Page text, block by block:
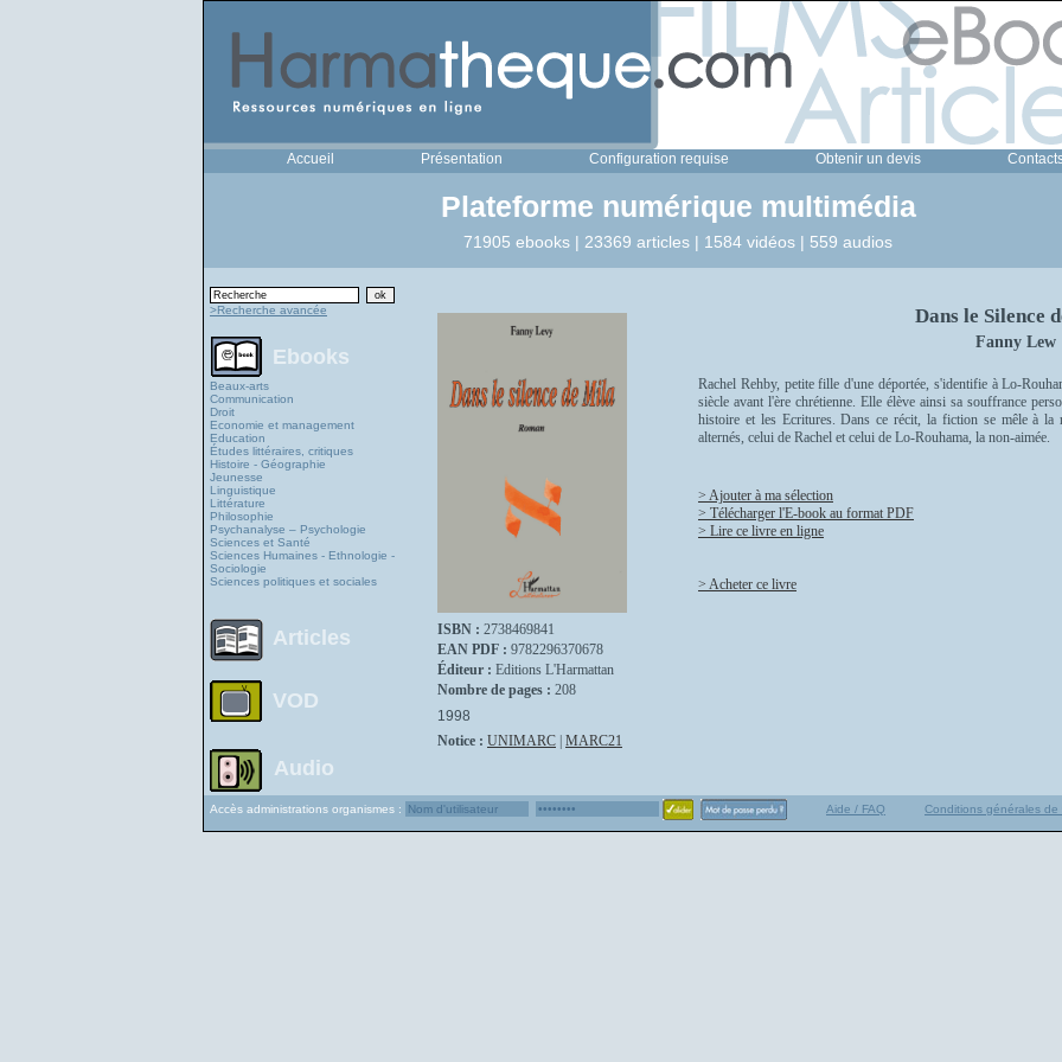
Accueil Présentation Configuration requise Obtenir un devis
Plateforme numérique multimédia
71905 ebooks | 23369 articles | 1584 vidéos | 559 audios
>Recherche avancée
Ebooks
Beaux-arts
Communication
Droit
Economie et management
Education
Études littéraires, critiques
Histoire - Géographie
Jeunesse
Linguistique
Littérature
Philosophie
Psychanalyse – Psychologie
Sciences et Santé
Sciences Humaines - Ethnologie -
Sociologie
Sciences politiques et sociales
Articles
VOD
Audio
ISBN : 2738469841
EAN PDF : 9782296370678
Éditeur : Editions L'Harmattan
Nombre de pages : 208
1998
Notice : UNIMARC MARC21
Dans le Silence
Fanny Lew
Rachel Rehby, petite fille d'une déportée, s'identifie à Lo-
siècle avant l'ère chrétienne. Elle élève ainsi sa souffrance
histoire et les Ecritures. Dans ce récit, la fiction se mêle à la
alternés, celui de Rachel et celui de Lo-Rouhama, la non-aimée.
> Ajouter à ma sélection
> Télécharger l'E-book au format PDF
> Lire ce livre en ligne
> Acheter ce livre
Accès administrations organismes : Aide / FAQ Conditions générales de